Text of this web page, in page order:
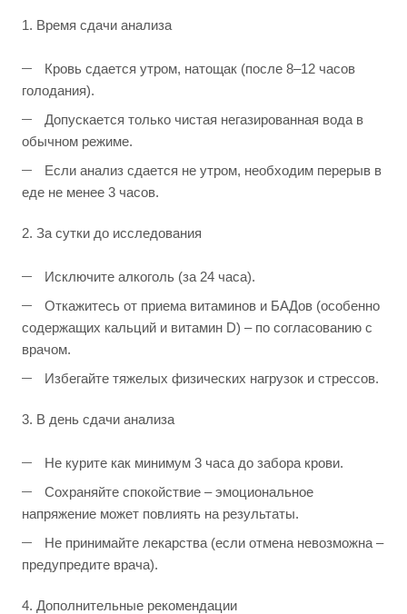
1. Время сдачи анализа
Кровь сдается утром, натощак (после 8–12 часов
голодания).
Допускается только чистая негазированная вода в
обычном режиме.
Если анализ сдается не утром, необходим перерыв в
еде не менее 3 часов.
2. За сутки до исследования
Исключите алкоголь (за 24 часа).
Откажитесь от приема витаминов и БАДов (особенно
содержащих кальций и витамин D) – по согласованию с
врачом.
Избегайте тяжелых физических нагрузок и стрессов.
3. В день сдачи анализа
Не курите как минимум 3 часа до забора крови.
Сохраняйте спокойствие – эмоциональное
напряжение может повлиять на результаты.
Не принимайте лекарства (если отмена невозможна –
предупредите врача).
4. Дополнительные рекомендации